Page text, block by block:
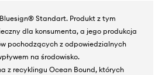
Standart. Produkt z tym
dla konsumenta, a jego produkcja
pochodzących z odpowiedzialnych
na środowisko.
z recyklingu Ocean Bound, których